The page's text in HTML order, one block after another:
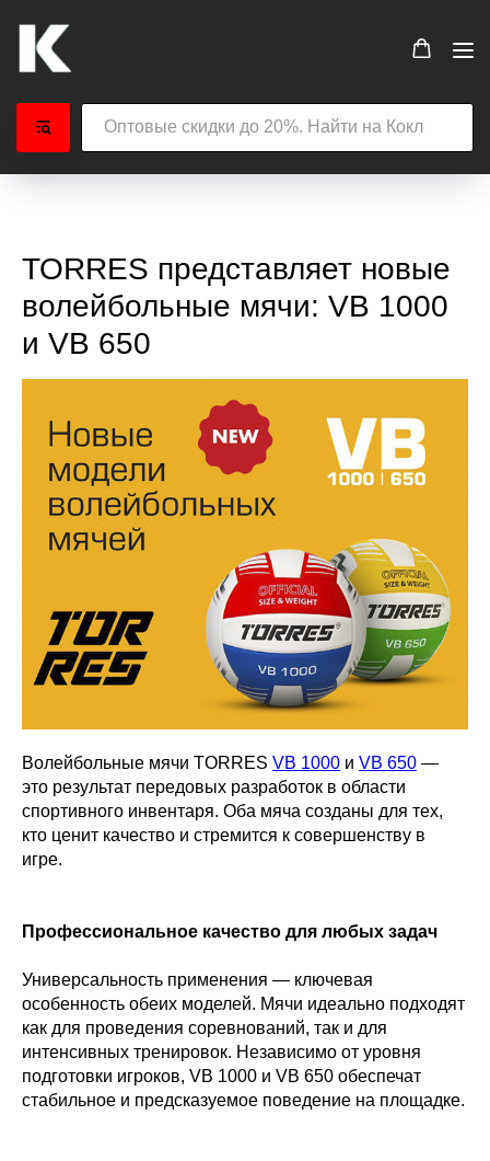
TORRES представляет новые
волейбольные мячи: VB 1000
и VB 650
Волейбольные мячи TORRES VB 1000 и VB 650 —
это результат передовых разработок в области
спортивного инвентаря. Оба мяча созданы для тех,
кто ценит качество и стремится к совершенству в
игре.
Профессиональное качество для любых задач
Универсальность применения — ключевая
особенность обеих моделей. Мячи идеально подходят
как для проведения соревнований, так и для
интенсивных тренировок. Независимо от уровня
подготовки игроков, VB 1000 и VB 650 обеспечат
стабильное и предсказуемое поведение на площадке.